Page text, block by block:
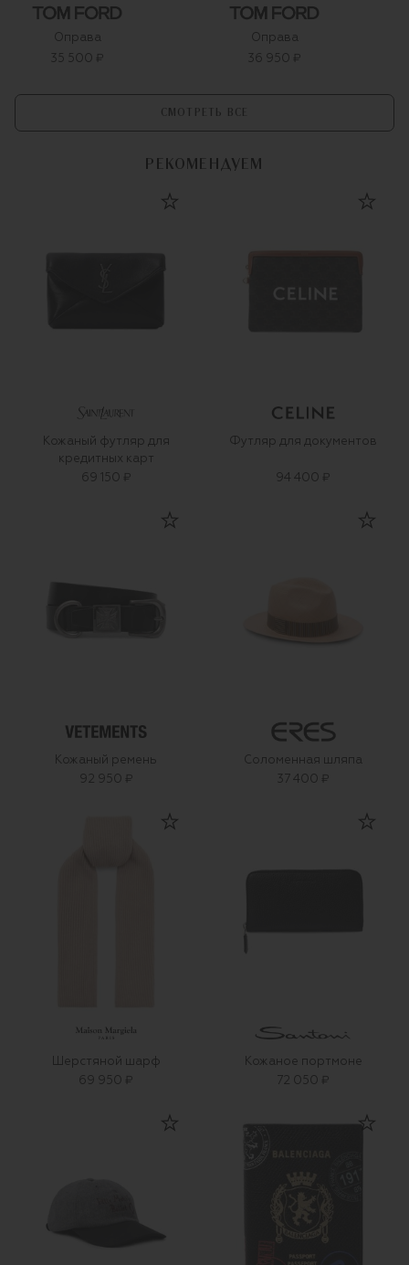
Оправа
35 500 ₽
Оправа
36 950 ₽
СМОТРЕТЬ ВСЕ
РЕКОМЕНДУЕМ
Кожаный футляр для
кредитных карт
69 150 ₽
Футляр для документов
94 400 ₽
Кожаный ремень
92 950 ₽
Соломенная шляпа
37 400 ₽
Шерстяной шарф
69 950 ₽
Кожаное портмоне
72 050 ₽